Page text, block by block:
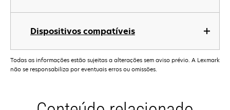
Dispositivos compatíveis
Todas as informações estão sujeitas a alterações sem aviso prévio. A Lexmark
não se responsabiliza por eventuais erros ou omissões.